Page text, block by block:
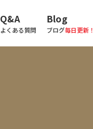
Q&A
よくある質問
Blog
ブログ毎日更新！